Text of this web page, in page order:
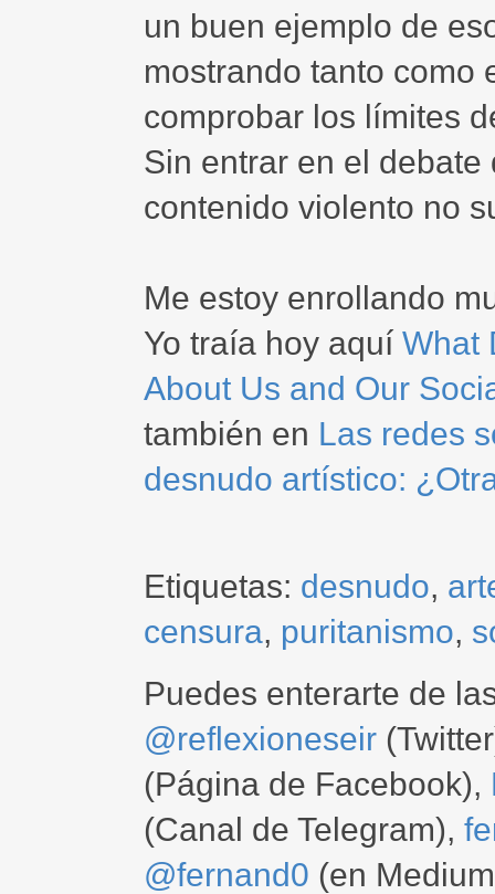
un buen ejemplo de
mostrando tanto como
comprobar los límites
Sin entrar en el
contenido violento no
Me estoy enrollando
Yo traía hoy aquí What
About Us and Our
también en Las redes
desnudo artístico:
Etiquetas: desnudo,
censura, puritanismo,
Puedes enterarte de
@reflexioneseir
(Página de Facebook),
(Canal de Telegram),
@fernand0 (en